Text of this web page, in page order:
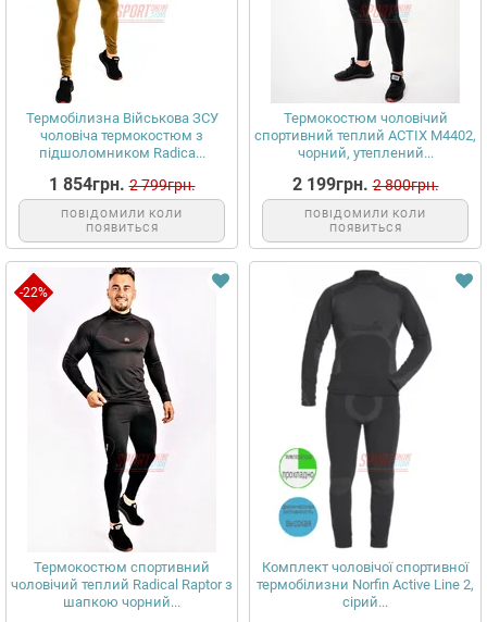
Термобілизна Військова ЗСУ
чоловіча термокостюм з
підшоломником Radica...
1 854грн. 2 799грн.
ПОВІДОМИЛИ КОЛИ
ПОЯВИТЬСЯ
Термокостюм чоловічий
спортивний теплий ACTIX М4402,
чорний, утеплений...
2 199грн. 2 800грн.
ПОВІДОМИЛИ КОЛИ
ПОЯВИТЬСЯ
-22%
Термокостюм спортивний
чоловічий теплий Radical Raptor з
шапкою чорний...
Комплект чоловічої спортивної
термобілизни Norfin Active Line 2,
сірий...